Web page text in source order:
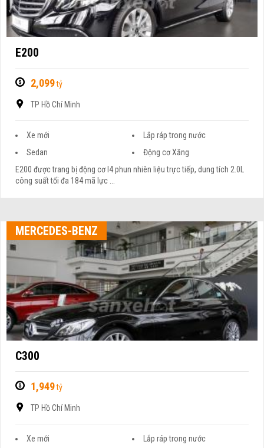
E200
2,099tỷ
TP Hồ Chí Minh
Xe mới
Lắp ráp trong nước
Sedan
Động cơ Xăng
E200 được trang bị động cơ I4 phun nhiên liệu trực tiếp, dung tích 2.0L
công suất tối đa 184 mã lực ...
MERCEDES-BENZ
C300
1,949tỷ
TP Hồ Chí Minh
Xe mới
Lắp ráp trong nước